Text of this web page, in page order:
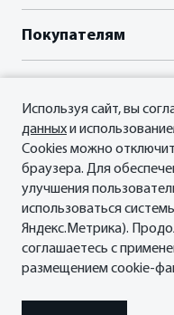
Палассо
Покупателям
Акции
Прайс-листы и брошюры
Отзывы владельцев
ФИНАНСЫ И КРЕДИТ
Кредитные программы
Рассчитать кредит
Сервисные документы
Официальный сервис
О нас
О Бренде
Планета Паладин
Новости
Контакты
Используя сайт, вы
данныхи
Cookies можно
браузера. Для
улучшения
использоваться
Яндекс.Метрика).
соглашаетесь с
размещением cookie-